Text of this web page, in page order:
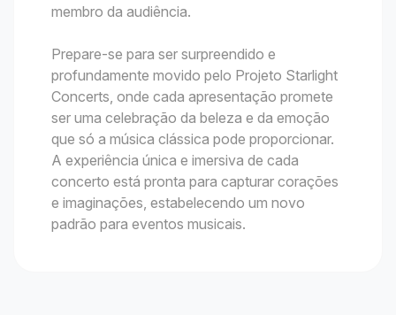
membro da audiência.
Prepare-se para ser surpreendido e
profundamente movido pelo Projeto Starlight
Concerts, onde cada apresentação promete
ser uma celebração da beleza e da emoção
que só a música clássica pode proporcionar.
A experiência única e imersiva de cada
concerto está pronta para capturar corações
e imaginações, estabelecendo um novo
padrão para eventos musicais.